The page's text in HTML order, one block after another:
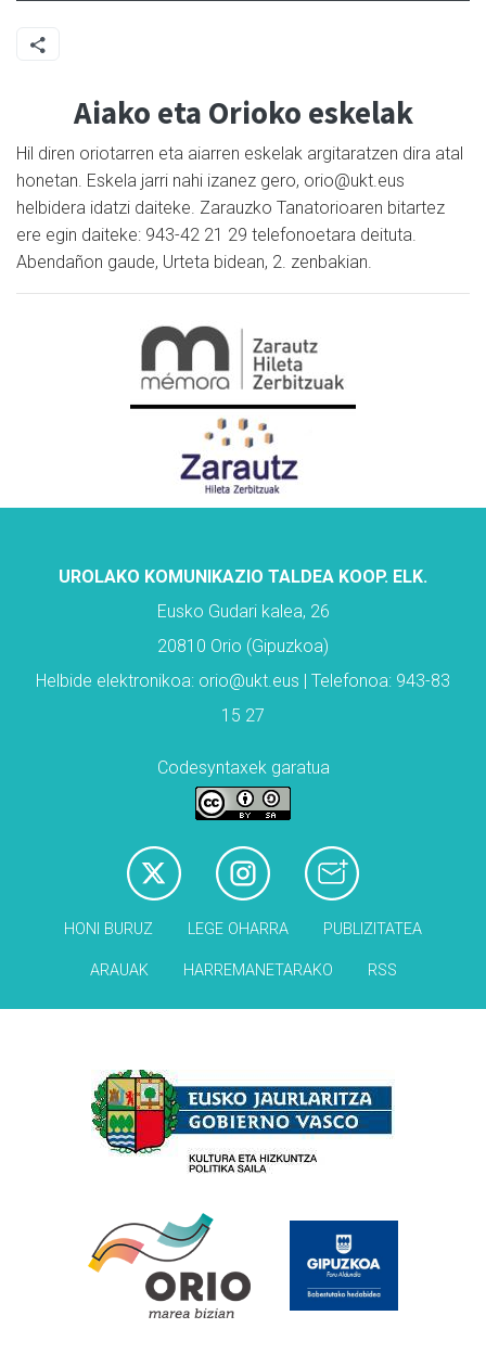
Aiako eta Orioko eskelak
Hil diren oriotarren eta aiarren eskelak argitaratzen dira atal
honetan. Eskela jarri nahi izanez gero, orio@ukt.eus
helbidera idatzi daiteke. Zarauzko Tanatorioaren bitartez
ere egin daiteke: 943-42 21 29 telefonoetara deituta.
Abendañon gaude, Urteta bidean, 2. zenbakian.
UROLAKO KOMUNIKAZIO TALDEA KOOP. ELK.
Eusko Gudari kalea, 26
20810 Orio (Gipuzkoa)
Helbide elektronikoa: orio@ukt.eus | Telefonoa: 943-83
15 27
Codesyntaxek garatua
HONI BURUZ LEGE OHARRA PUBLIZITATEA
ARAUAK HARREMANETARAKO RSS